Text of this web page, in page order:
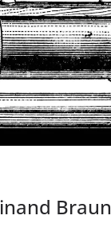
Braun